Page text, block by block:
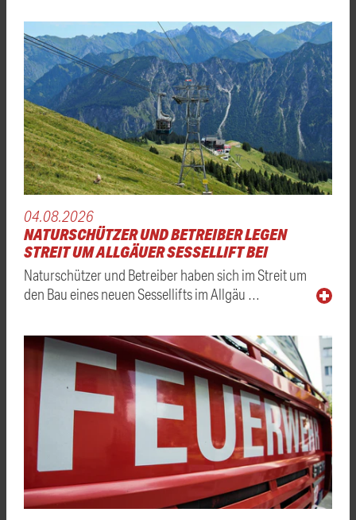
04.08.2026
NATURSCHÜTZER UND BETREIBER LEGEN
STREIT UM ALLGÄUER SESSELLIFT BEI
Naturschützer und Betreiber haben sich im Streit um
den Bau eines neuen Sessellifts im Allgäu …